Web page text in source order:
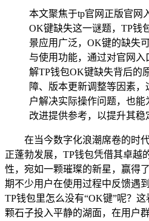
本文聚焦于tp官网正版官网
OK键缺失这一谜题，TP钱
景应用广泛，OK键的缺失
与使用功能，通过对官网入
解TP钱包OK键缺失背后的
障、版本更新调整等因素，
户解决实际操作问题，也
改进提供参考，以提升其稳
在当今数字化浪潮席卷的时
正蓬勃发展，TP钱包凭借其卓越
性，宛如一颗璀璨的新星，赢得
期不少用户在使用过程中反馈遇
TP钱包里怎么没有“OK键”呢？
颗石子投入平静的湖面，在用户